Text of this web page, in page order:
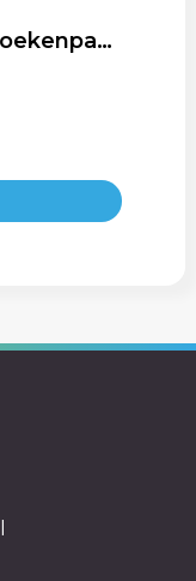
VINGA Monte Ardoise koekenpan, 27 cm